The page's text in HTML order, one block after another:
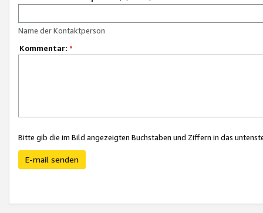
Name der Kontaktperson
Kommentar: *
Bitte gib die im Bild angezeigten Buchstaben und Ziffern in das
E-mail senden